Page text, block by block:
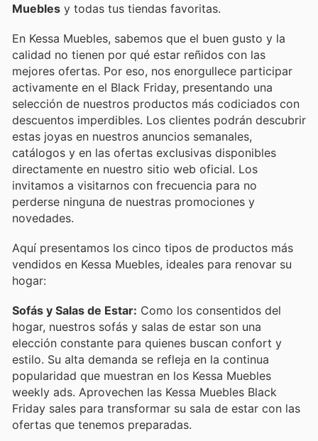
Muebles y todas tus tiendas favoritas.
En Kessa Muebles, sabemos que el buen gusto y la
calidad no tienen por qué estar reñidos con las
mejores ofertas. Por eso, nos enorgullece participar
activamente en el Black Friday, presentando una
selección de nuestros productos más codiciados con
descuentos imperdibles. Los clientes podrán descubrir
estas joyas en nuestros anuncios semanales,
catálogos y en las ofertas exclusivas disponibles
directamente en nuestro sitio web oficial. Los
invitamos a visitarnos con frecuencia para no
perderse ninguna de nuestras promociones y
novedades.
Aquí presentamos los cinco tipos de productos más
vendidos en Kessa Muebles, ideales para renovar su
hogar:
Sofás y Salas de Estar: Como los consentidos del
hogar, nuestros sofás y salas de estar son una
elección constante para quienes buscan confort y
estilo. Su alta demanda se refleja en la continua
popularidad que muestran en los Kessa Muebles
weekly ads. Aprovechen las Kessa Muebles Black
Friday sales para transformar su sala de estar con las
ofertas que tenemos preparadas.